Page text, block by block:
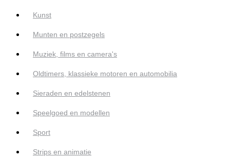
Kunst
Munten en postzegels
Muziek, films en camera's
Oldtimers, klassieke motoren en automobilia
Sieraden en edelstenen
Speelgoed en modellen
Sport
Strips en animatie